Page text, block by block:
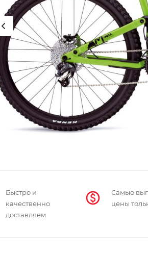
Быстро и
качественно
доставляем
Самые
цены